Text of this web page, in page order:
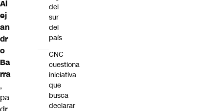
Al
ej
an
dr
o
Ba
rra
,
pa
del
sur
del
país
CNC
cuestiona
iniciativa
que
busca
declarar